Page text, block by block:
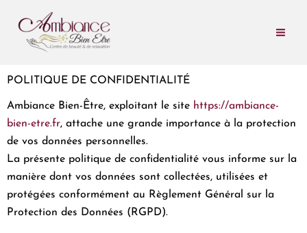
contenu
POLITIQUE DE CONFIDENTIALITÉ
Ambiance Bien-Être, exploitant le site https://ambiance-
bien-etre.fr, attache une grande importance à la protection
de vos données personnelles.
La présente politique de confidentialité vous informe sur la
manière dont vos données sont collectées, utilisées et
protégées conformément au Règlement Général sur la
Protection des Données (RGPD).